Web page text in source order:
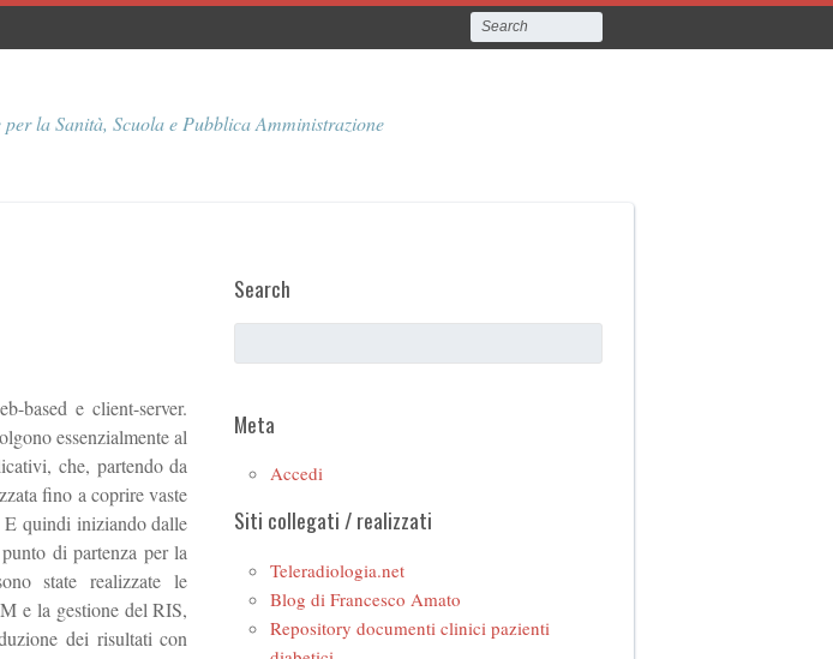
la Sanità, Scuola e Pubblica Amministrazione
based e client-server.
essenzialmente al
che, partendo da
fino a coprire vaste
E quindi iniziando dalle
di partenza per la
state realizzate le
e la gestione del RIS,
dei risultati con
Search
Meta
Accedi
Siti collegati / realizzati
Teleradiologia.net
Blog di Francesco Amato
Repository documenti clinici pazienti